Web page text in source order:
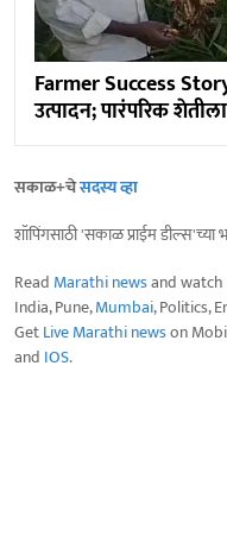
Farmer Success
उत्पादन; पारंपरिक
सकाळ+चेसदस्य व्हा
शॉपिंगसाठी 'सकाळ प्राईम डील्स'च्या
Read Marathi newsand watch
India, Pune,Mumbai, Politics,
GetLive Marathi newson
and IOS.